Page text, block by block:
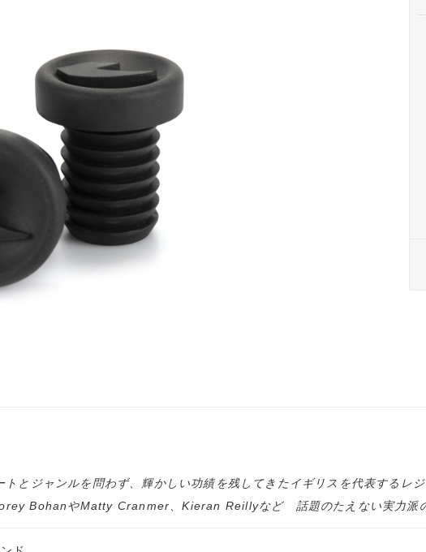
とジャンルを問わず、輝かしい功績を残してきたイギリスを代表する
BohanやMatty Cranmer、Kieran Reillyなど 話題のたえない実力派の